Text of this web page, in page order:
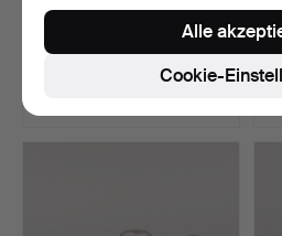
DAMPFGARER MIT TOPF
mit Deckel, "Atlantis"…
Beendet 29. Jun 2026
2
Cookie-
Alle